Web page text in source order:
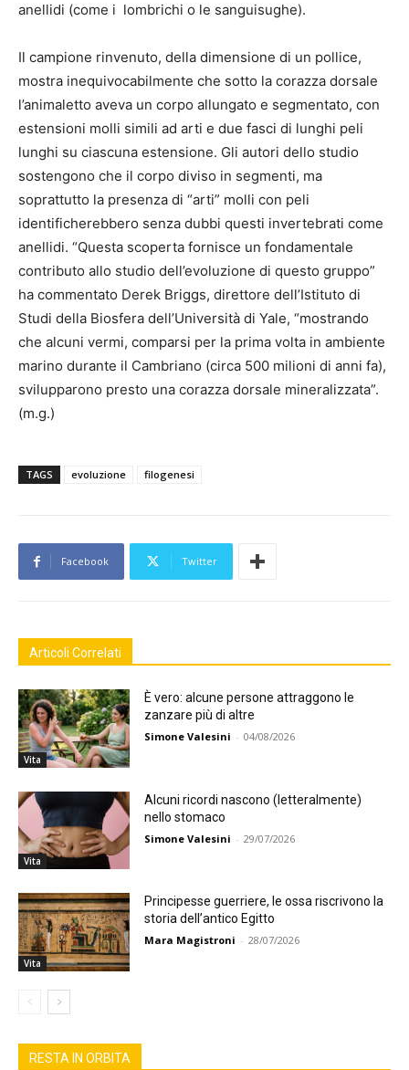
anellidi (come i lombrichi o le sanguisughe).
Il campione rinvenuto, della dimensione di un pollice,
mostra inequivocabilmente che sotto la corazza dorsale
l’animaletto aveva un corpo allungato e segmentato, con
estensioni molli simili ad arti e due fasci di lunghi peli
lunghi su ciascuna estensione. Gli autori dello studio
sostengono che il corpo diviso in segmenti, ma
soprattutto la presenza di “arti” molli con peli
identificherebbero senza dubbi questi invertebrati come
anellidi. “Questa scoperta fornisce un fondamentale
contributo allo studio dell’evoluzione di questo gruppo”
ha commentato Derek Briggs, direttore dell’Istituto di
Studi della Biosfera dell’Università di Yale, “mostrando
che alcuni vermi, comparsi per la prima volta in ambiente
marino durante il Cambriano (circa 500 milioni di anni fa),
svilupparono presto una corazza dorsale mineralizzata”.
(m.g.)
TAGS evoluzione filogenesi
Facebook Twitter
Articoli Correlati
Vita
È vero: alcune persone attraggono le
zanzare più di altre
Simone Valesini - 04/08/2026
Vita
Alcuni ricordi nascono (letteralmente)
nello stomaco
Simone Valesini - 29/07/2026
Vita
Principesse guerriere, le ossa riscrivono la
storia dell’antico Egitto
Mara Magistroni - 28/07/2026
RESTA IN ORBITA